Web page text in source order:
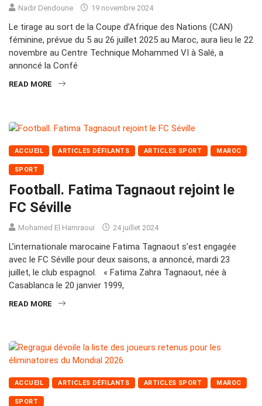
Nadir Dendoune 19 novembre 2024
Le tirage au sort de la Coupe d’Afrique des Nations (CAN)
féminine, prévue du 5 au 26 juillet 2025 au Maroc, aura lieu le 22
novembre au Centre Technique Mohammed VI à Salé, a
annoncé la Confé
READ MORE
ACCUEIL ARTICLES DÉFILANTS ARTICLES SPORT MAROC
SPORT
Football. Fatima Tagnaout rejoint le
FC Séville
Mohamed El Hamraoui 24 juillet 2024
L’internationale marocaine Fatima Tagnaout s’est engagée
avec le FC Séville pour deux saisons, a annoncé, mardi 23
juillet, le club espagnol. « Fatima Zahra Tagnaout, née à
Casablanca le 20 janvier 1999,
READ MORE
ACCUEIL ARTICLES DÉFILANTS ARTICLES SPORT MAROC
SPORT